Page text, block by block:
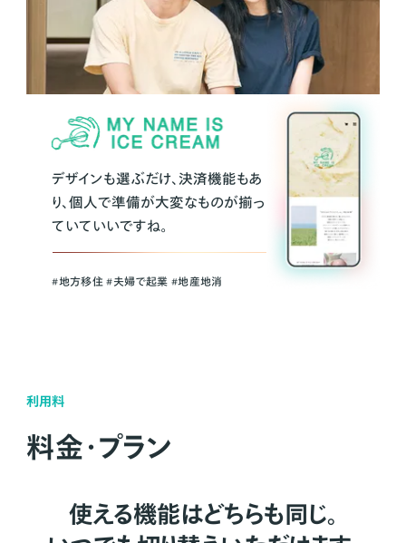
デザインも選ぶだけ、決済機能もあ
り、個人で準備が大変なものが揃っ
ていていいですね。
#地方移住 #夫婦で起業 #地産地消
利用料
料金・プラン
使える機能はどちらも同じ。